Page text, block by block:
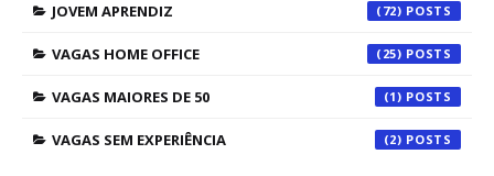
JOVEM APRENDIZ (72)
VAGAS HOME OFFICE (25)
VAGAS MAIORES DE 50 (1)
VAGAS SEM EXPERIÊNCIA (2)